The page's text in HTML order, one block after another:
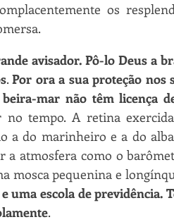
os
avisador. Pô-lo Deus a
. Por ora a sua proteção nos
mar não têm licença
no tempo. A retina
a atmosfera como o
mosca pequenina e
uma escola de previdência.
.